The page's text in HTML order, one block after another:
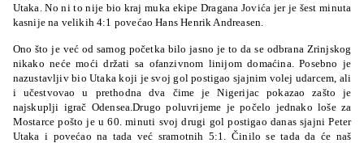
Utaka. No ni to nije bio kraj muka ekipe Dragana Jovića jer je šest minuta
kasnije na velikih 4:1 povećao Hans Henrik Andreasen.
Ono što je već od samog početka bilo jasno je to da se odbrana Zrinjskog
nikako neće moći držati sa ofanzivnom linijom domaćina. Posebno je
nazustavljiv bio Utaka koji je svoj gol postigao sjajnim volej udarcem, ali
i učestvovao u prethodna dva čime je Nigerijac pokazao zašto je
najskuplji igrač Odensea.Drugo poluvrijeme je počelo jednako loše za
Mostarce pošto je u 60. minuti svoj drugi gol postigao danas sjajni Peter
Utaka i povećao na tada već sramotnih 5:1. Činilo se tada da će naš